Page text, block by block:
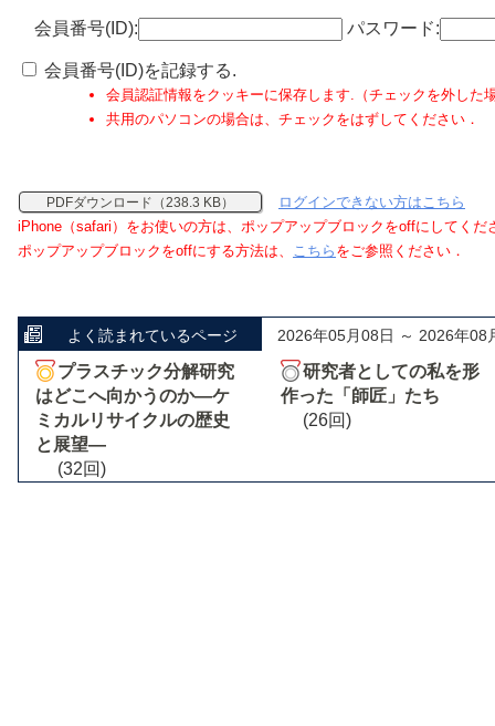
会員番号(ID): パスワード:
会員番号(ID)を記録する.
会員認証情報をクッキーに保存します.（チェックを外した
共用のパソコンの場合は、チェックをはずしてください．
PDFダウンロード（238.3 KB）
ログインできない方はこちら
iPhone（safari）をお使いの方は、ポップアップブロックをoffにしてくだ
ポップアップブロックをoffにする方法は、 こちら をご参照ください．
よく読まれているページ 2026年05月08日 ～ 2026年08
プラスチック分解研究
はどこへ向かうのか―ケ
ミカルリサイクルの歴史
と展望―
(32回)
研究者としての私を形
作った「師匠」たち
(26回)